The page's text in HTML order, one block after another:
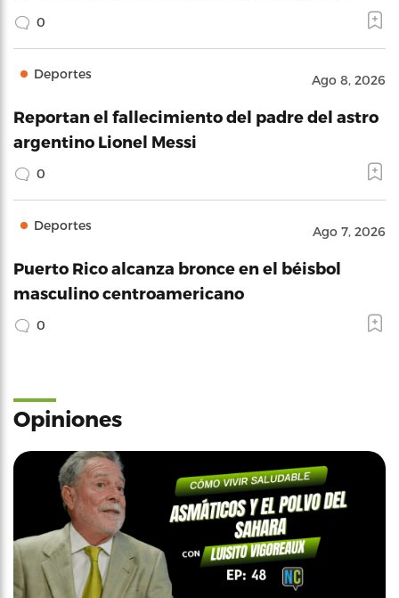
0
Deportes Ago 8, 2026
Reportan el fallecimiento del padre del astro
argentino Lionel Messi
0
Deportes Ago 7, 2026
Puerto Rico alcanza bronce en el béisbol
masculino centroamericano
0
Opiniones